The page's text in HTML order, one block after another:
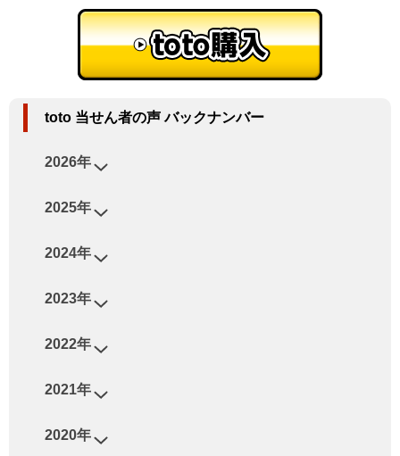
toto 当せん者の声 バックナンバー
2020年
2021年
2022年
2023年
2024年
2025年
2026年